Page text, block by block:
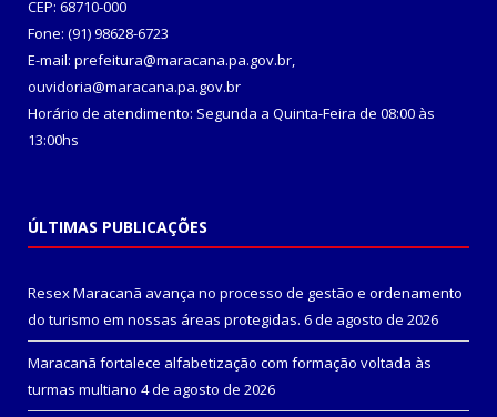
CEP: 68710-000
Fone: (91) 98628-6723
E-mail: prefeitura@maracana.pa.gov.br,
ouvidoria@maracana.pa.gov.br
Horário de atendimento: Segunda a Quinta-Feira de 08:00 às
13:00hs
ÚLTIMAS PUBLICAÇÕES
Resex Maracanã avança no processo de gestão e ordenamento
do turismo em nossas áreas protegidas. 6 de agosto de 2026
Maracanã fortalece alfabetização com formação voltada às
turmas multiano 4 de agosto de 2026